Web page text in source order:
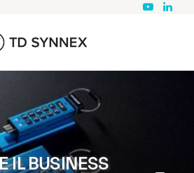
Y
L
IL BUSINESS